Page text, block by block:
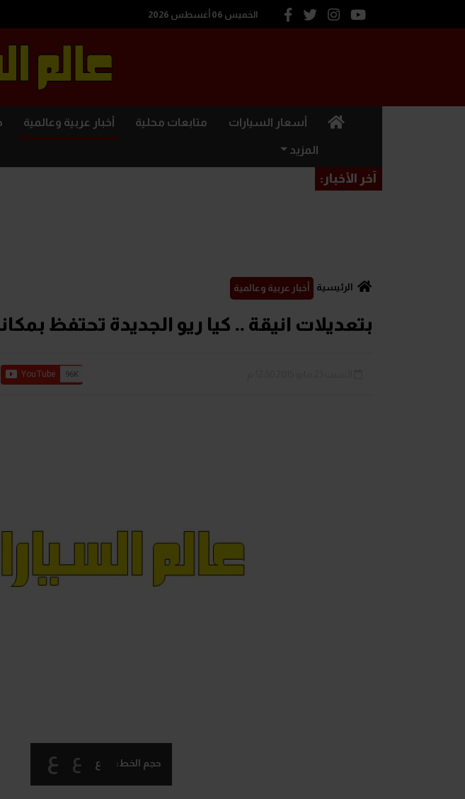
الخميس 06 أغسطس 2026
(current) أسعار السيارات متابعات محلية أخبار عربية وعالمية
المزيد
آخر الأخبار:
الرئيسية أخبار عربية وعالمية
بتعديلات انيقة .. كيا ريو الجديدة تحتفظ
حجم الخط: ع ع ع